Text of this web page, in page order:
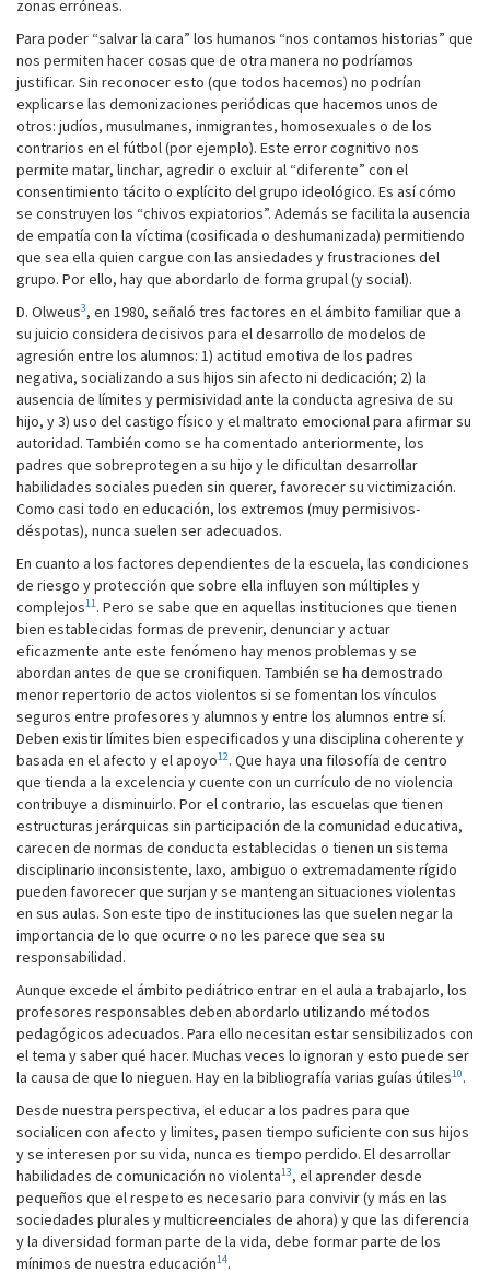
zonas erróneas.
Para poder “salvar la cara” los humanos “nos contamos historias” que
nos permiten hacer cosas que de otra manera no podríamos
justificar. Sin reconocer esto (que todos hacemos) no podrían
explicarse las demonizaciones periódicas que hacemos unos de
otros: judíos, musulmanes, inmigrantes, homosexuales o de los
contrarios en el fútbol (por ejemplo). Este error cognitivo nos
permite matar, linchar, agredir o excluir al “diferente” con el
consentimiento tácito o explícito del grupo ideológico. Es así cómo
se construyen los “chivos expiatorios”. Además se facilita la ausencia
de empatía con la víctima (cosificada o deshumanizada) permitiendo
que sea ella quien cargue con las ansiedades y frustraciones del
grupo. Por ello, hay que abordarlo de forma grupal (y social).
D. Olweus3, en 1980, señaló tres factores en el ámbito familiar que a
su juicio considera decisivos para el desarrollo de modelos de
agresión entre los alumnos: 1) actitud emotiva de los padres
negativa, socializando a sus hijos sin afecto ni dedicación; 2) la
ausencia de límites y permisividad ante la conducta agresiva de su
hijo, y 3) uso del castigo físico y el maltrato emocional para afirmar su
autoridad. También como se ha comentado anteriormente, los
padres que sobreprotegen a su hijo y le dificultan desarrollar
habilidades sociales pueden sin querer, favorecer su victimización.
Como casi todo en educación, los extremos (muy permisivos-
déspotas), nunca suelen ser adecuados.
En cuanto a los factores dependientes de la escuela, las condiciones
de riesgo y protección que sobre ella influyen son múltiples y
complejos11. Pero se sabe que en aquellas instituciones que tienen
bien establecidas formas de prevenir, denunciar y actuar
eficazmente ante este fenómeno hay menos problemas y se
abordan antes de que se cronifiquen. También se ha demostrado
menor repertorio de actos violentos si se fomentan los vínculos
seguros entre profesores y alumnos y entre los alumnos entre sí.
Deben existir límites bien especificados y una disciplina coherente y
basada en el afecto y el apoyo12. Que haya una filosofía de centro
que tienda a la excelencia y cuente con un currículo de no violencia
contribuye a disminuirlo. Por el contrario, las escuelas que tienen
estructuras jerárquicas sin participación de la comunidad educativa,
carecen de normas de conducta establecidas o tienen un sistema
disciplinario inconsistente, laxo, ambiguo o extremadamente rígido
pueden favorecer que surjan y se mantengan situaciones violentas
en sus aulas. Son este tipo de instituciones las que suelen negar la
importancia de lo que ocurre o no les parece que sea su
responsabilidad.
Aunque excede el ámbito pediátrico entrar en el aula a trabajarlo, los
profesores responsables deben abordarlo utilizando métodos
pedagógicos adecuados. Para ello necesitan estar sensibilizados con
el tema y saber qué hacer. Muchas veces lo ignoran y esto puede ser
la causa de que lo nieguen. Hay en la bibliografía varias guías útiles10.
Desde nuestra perspectiva, el educar a los padres para que
socialicen con afecto y limites, pasen tiempo suficiente con sus hijos
y se interesen por su vida, nunca es tiempo perdido. El desarrollar
habilidades de comunicación no violenta13, el aprender desde
pequeños que el respeto es necesario para convivir (y más en las
sociedades plurales y multicreenciales de ahora) y que las diferencia
y la diversidad forman parte de la vida, debe formar parte de los
mínimos de nuestra educación14.